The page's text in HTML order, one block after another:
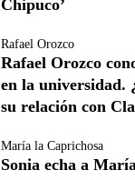
Chipuco’
Rafael Orozco
Rafael Orozco
en la universidad.
su relación con
María la Caprichosa
Sonia echa a